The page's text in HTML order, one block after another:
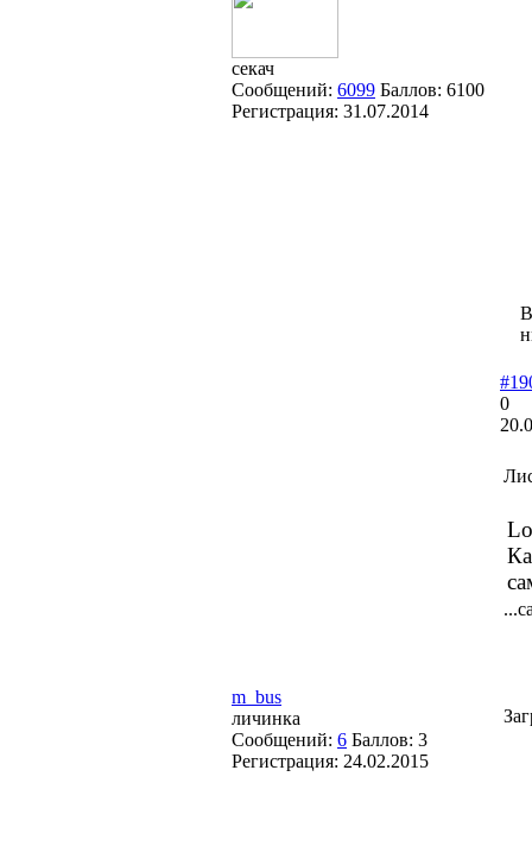
секач
Сообщений: 6099 Баллов: 6100
Регистрация: 31.07.2014
m_bus
личинка
Сообщений: 6 Баллов: 3
Регистрация: 24.02.2015
0